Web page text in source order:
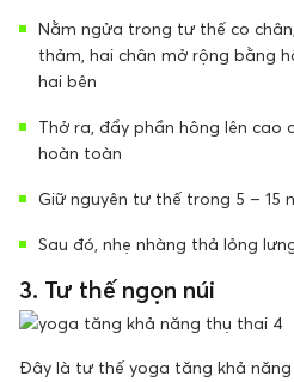
Nằm ngửa trong tư thế co
thảm, hai chân mở rộng bằng
hai bên
Thở ra, đẩy phần hông lên cao
hoàn toàn
Giữ nguyên tư thế trong 5 – 15
Sau đó, nhẹ nhàng thả lỏng
3. Tư thế ngọn núi
Đây là tư thế yoga tăng khả